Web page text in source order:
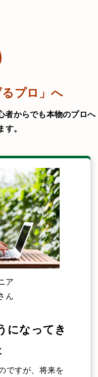
プロ」へ
からでも本物のプロへ
。
ア
ん
になってき
ですが、将来を